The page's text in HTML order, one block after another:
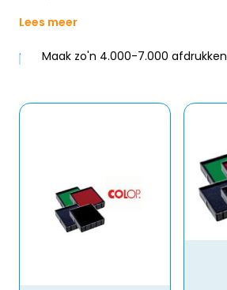
Lees meer
Maak zo'n 4.000-7.000 afdrukken